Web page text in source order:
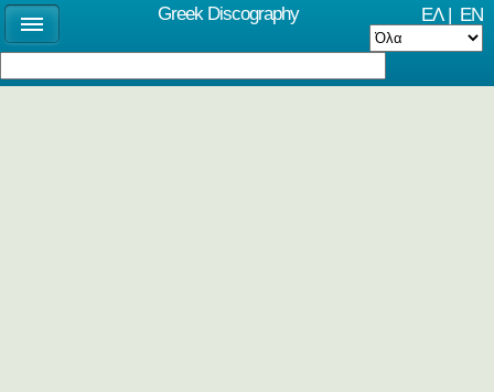
ΕΛ| EN
Greek Discography